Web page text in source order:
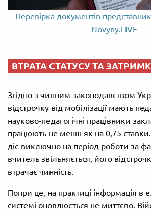
Перевірка документів
Novyny.LIVE
ВТРАТА СТАТУСУ ТА
Згідно з чинним законодавством
відстрочку від мобілізації мають
науково-педагогічні працівники
працюють не менш як на 0,75
діє виключно на період роботи за
вчитель звільняється, його
втрачає чинність.
Попри це, на практиці інформація в
системі оновлюється не миттєво.